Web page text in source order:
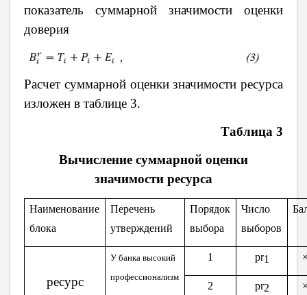
показатель суммарной значимости оценки
доверия
Расчет суммарной оценки значимости ресурса
изложен в таблице 3.
Таблица 3
Вычисление суммарной оценки
значимости ресурса
Наименование
блока
Перечень
утверждений
Порядок
выбора
Число
выборов
ресурс
У банка высокий
профессионализм
1 pr1
2 pr2